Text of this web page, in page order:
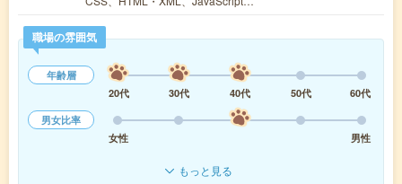
職場の雰囲気
年齢層
20代
30代 40代 50代
60代
男女比率
女性
男性
もっと見る